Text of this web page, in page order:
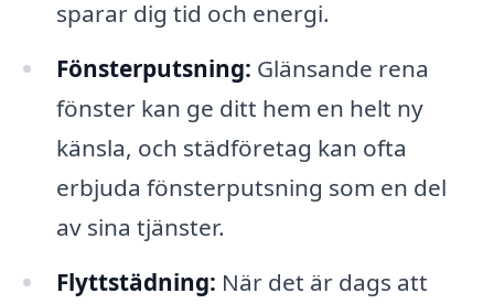
sparar dig tid och energi.
Fönsterputsning: Glänsande rena
fönster kan ge ditt hem en helt ny
känsla, och städföretag kan ofta
erbjuda fönsterputsning som en del
av sina tjänster.
Flyttstädning: När det är dags att